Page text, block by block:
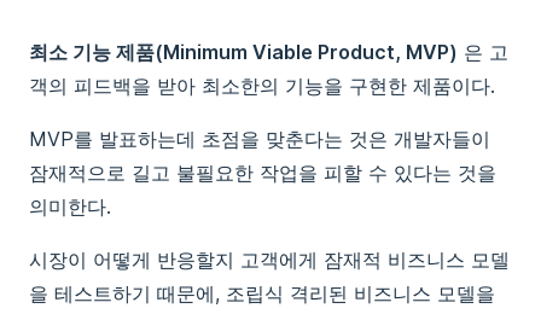
최소 기능 제품(Minimum Viable Product, MVP) 은 고
객의 피드백을 받아 최소한의 기능을 구현한 제품이다.
MVP를 발표하는데 초점을 맞춘다는 것은 개발자들이
잠재적으로 길고 불필요한 작업을 피할 수 있다는 것을
의미한다.
시장이 어떻게 반응할지 고객에게 잠재적 비즈니스 모델
을 테스트하기 때문에, 조립식 격리된 비즈니스 모델을